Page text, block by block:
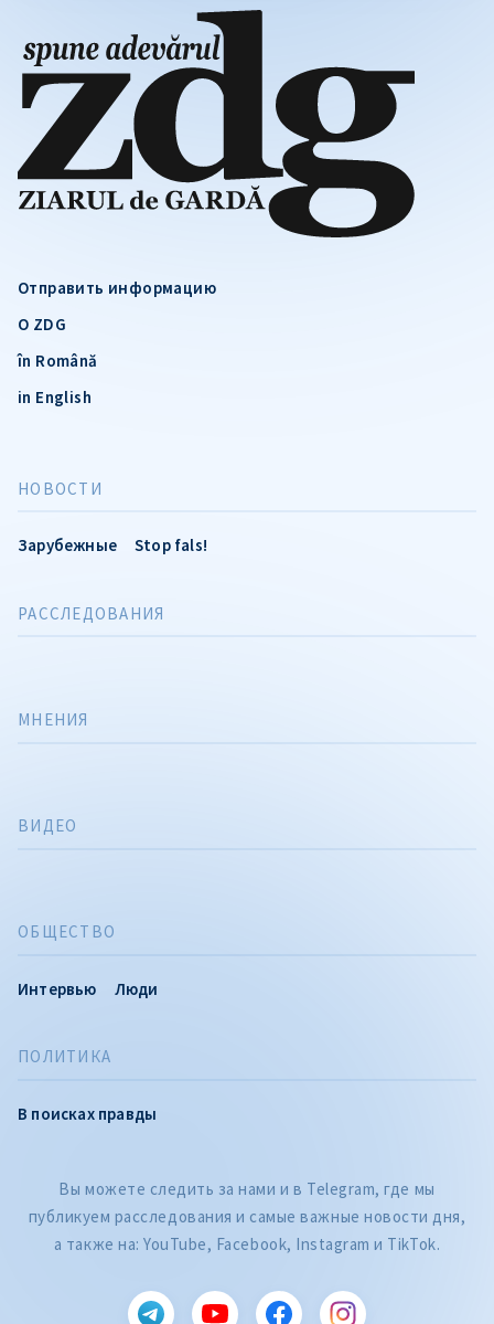
Отправить информацию
О ZDG
în Română
in English
НОВОСТИ
Зарубежные Stop fals!
ПОЛИТИКА
В поисках правды
РАССЛЕДОВАНИЯ
ОБЩЕСТВО
Интервью Люди
МНЕНИЯ
ВИДЕО
Вы можете следить за нами и в Telegram, где мы
публикуем расследования и самые важные новости дня,
а также на: YouTube, Facebook, Instagram и TikTok.